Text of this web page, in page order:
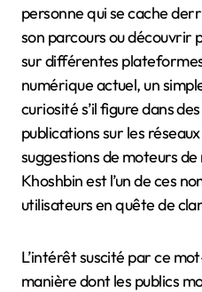
personne qui se cache
son parcours ou découvrir
sur différentes
numérique actuel, un
curiosité s’il figure dans
publications sur les
suggestions de moteurs
Khoshbin est l’un de ces
utilisateurs en quête de
L’intérêt suscité par ce
manière dont les publics